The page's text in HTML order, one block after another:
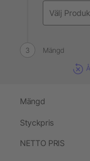
Mängd
Mängd
Styckpris
NETTO PRIS